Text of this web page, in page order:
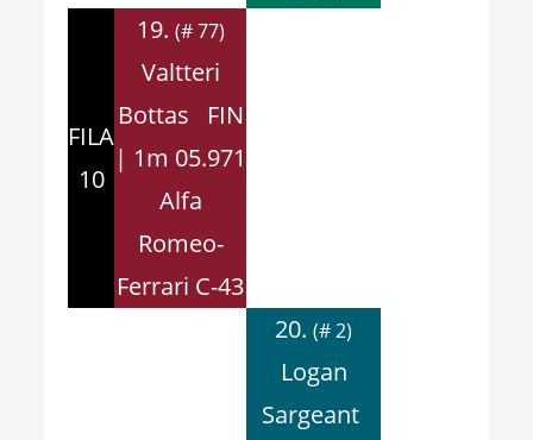
FILA
10
19. (# 77)
Valtteri
Bottas FIN
| 1m 05.971
Alfa
Romeo-
Ferrari C-43
20.(# 2)
Logan
Sargeant